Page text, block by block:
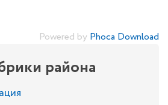
Powered by Phoca Download
района